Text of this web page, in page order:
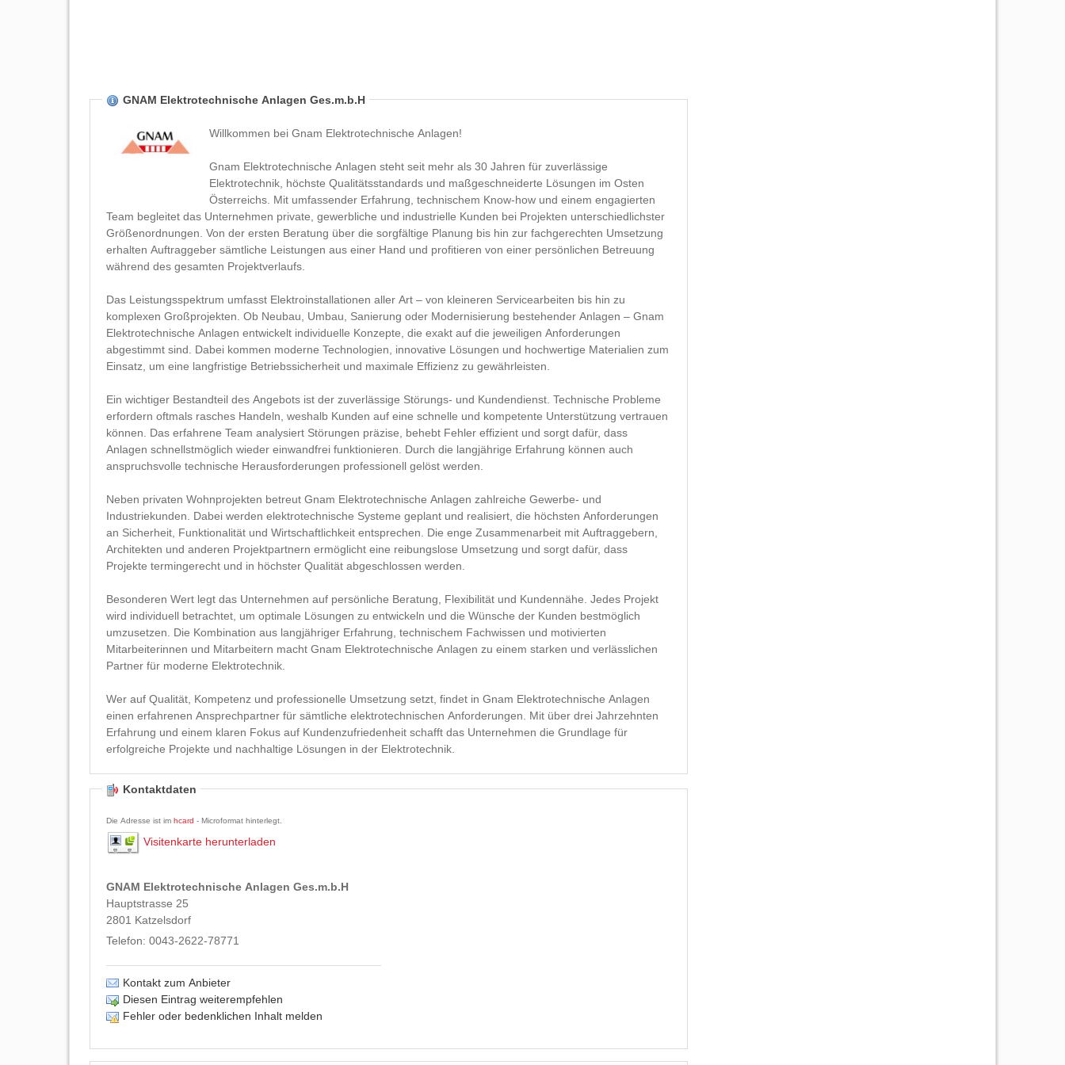
GNAM Elektrotechnische Anlagen Ges.m.b.H
Willkommen bei Gnam Elektrotechnische Anlagen!
Gnam Elektrotechnische Anlagen steht seit mehr als 30 Jahren für zuverlässige
Elektrotechnik, höchste Qualitätsstandards und maßgeschneiderte Lösungen im Osten
Österreichs. Mit umfassender Erfahrung, technischem Know-how und einem engagierten
Team begleitet das Unternehmen private, gewerbliche und industrielle Kunden bei Projekten unterschiedlichster
Größenordnungen. Von der ersten Beratung über die sorgfältige Planung bis hin zur fachgerechten Umsetzung
erhalten Auftraggeber sämtliche Leistungen aus einer Hand und profitieren von einer persönlichen Betreuung
während des gesamten Projektverlaufs.
Das Leistungsspektrum umfasst Elektroinstallationen aller Art – von kleineren Servicearbeiten bis hin zu
komplexen Großprojekten. Ob Neubau, Umbau, Sanierung oder Modernisierung bestehender Anlagen – Gnam
Elektrotechnische Anlagen entwickelt individuelle Konzepte, die exakt auf die jeweiligen Anforderungen
abgestimmt sind. Dabei kommen moderne Technologien, innovative Lösungen und hochwertige Materialien zum
Einsatz, um eine langfristige Betriebssicherheit und maximale Effizienz zu gewährleisten.
Ein wichtiger Bestandteil des Angebots ist der zuverlässige Störungs- und Kundendienst. Technische Probleme
erfordern oftmals rasches Handeln, weshalb Kunden auf eine schnelle und kompetente Unterstützung vertrauen
können. Das erfahrene Team analysiert Störungen präzise, behebt Fehler effizient und sorgt dafür, dass
Anlagen schnellstmöglich wieder einwandfrei funktionieren. Durch die langjährige Erfahrung können auch
anspruchsvolle technische Herausforderungen professionell gelöst werden.
Neben privaten Wohnprojekten betreut Gnam Elektrotechnische Anlagen zahlreiche Gewerbe- und
Industriekunden. Dabei werden elektrotechnische Systeme geplant und realisiert, die höchsten Anforderungen
an Sicherheit, Funktionalität und Wirtschaftlichkeit entsprechen. Die enge Zusammenarbeit mit Auftraggebern,
Architekten und anderen Projektpartnern ermöglicht eine reibungslose Umsetzung und sorgt dafür, dass
Projekte termingerecht und in höchster Qualität abgeschlossen werden.
Besonderen Wert legt das Unternehmen auf persönliche Beratung, Flexibilität und Kundennähe. Jedes Projekt
wird individuell betrachtet, um optimale Lösungen zu entwickeln und die Wünsche der Kunden bestmöglich
umzusetzen. Die Kombination aus langjähriger Erfahrung, technischem Fachwissen und motivierten
Mitarbeiterinnen und Mitarbeitern macht Gnam Elektrotechnische Anlagen zu einem starken und verlässlichen
Partner für moderne Elektrotechnik.
Wer auf Qualität, Kompetenz und professionelle Umsetzung setzt, findet in Gnam Elektrotechnische Anlagen
einen erfahrenen Ansprechpartner für sämtliche elektrotechnischen Anforderungen. Mit über drei Jahrzehnten
Erfahrung und einem klaren Fokus auf Kundenzufriedenheit schafft das Unternehmen die Grundlage für
erfolgreiche Projekte und nachhaltige Lösungen in der Elektrotechnik.
Kontaktdaten
Die Adresse ist im hcard - Microformat hinterlegt.
Visitenkarte herunterladen
GNAM Elektrotechnische Anlagen Ges.m.b.H
Hauptstrasse 25
2801 Katzelsdorf
Telefon: 0043-2622-78771
Kontakt zum Anbieter
Diesen Eintrag weiterempfehlen
Fehler oder bedenklichen Inhalt melden